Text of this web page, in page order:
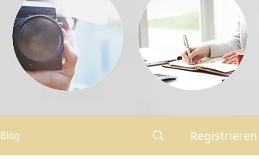
Blog Registrieren